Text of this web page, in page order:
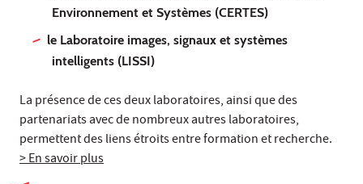
Environnement et Systèmes (CERTES)
le Laboratoire images, signaux et systèmes
intelligents (LISSI)
La présence de ces deux laboratoires, ainsi que des
partenariats avec de nombreux autres laboratoires,
permettent des liens étroits entre formation et recherche.
> En savoir plus